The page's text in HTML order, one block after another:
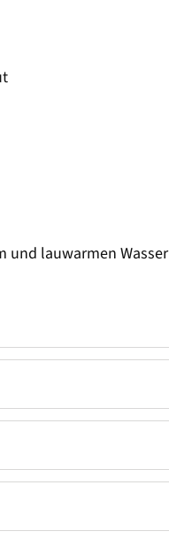
und lauwarmen Wasser